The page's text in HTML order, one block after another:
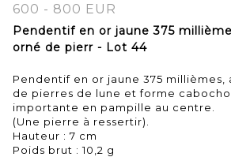
600 - 800 EUR
Pendentif en or jaune 375
orné de pierr - Lot 44
Pendentif en or jaune 375 millièmes,
de pierres de lune et forme
importante en pampille au centre.
(Une pierre à ressertir).
Hauteur : 7 cm
Poids brut : 10,2 g